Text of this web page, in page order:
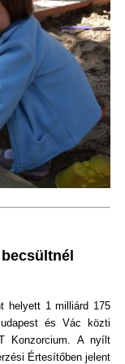
helyett 1 milliárd 175
és Vác közti
Konzorcium. A nyílt
Értesítőben jelent